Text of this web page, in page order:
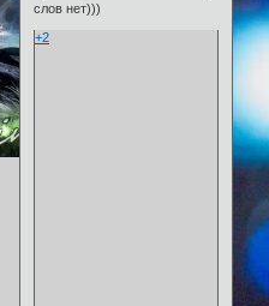
слов нет)))
+2